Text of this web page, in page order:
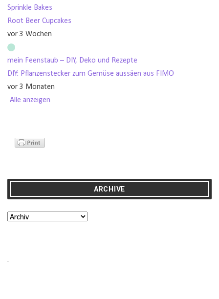
Sprinkle Bakes
Root Beer Cupcakes
vor 3 Wochen
mein Feenstaub – DIY, Deko und Rezepte
DIY: Pflanzenstecker zum Gemüse aussäen aus FIMO
vor 3 Monaten
Alle anzeigen
ARCHIVE
.